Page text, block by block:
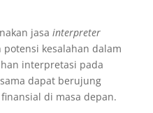
jasa interpreter
kesalahan dalam
interpretasi pada
dapat berujung
di masa depan.